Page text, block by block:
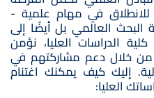
للانطلاق في مهام علمية -
العالمي بل أيضًا إلى
الدراسات العليا، نؤمن
من خلال دعم مشاركتهم في
إليك كيف يمكنك اغتنام
العليا: